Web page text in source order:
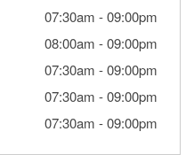
07:30am -09:00pm
08:00am -09:00pm
07:30am -09:00pm
07:30am -09:00pm
07:30am -09:00pm